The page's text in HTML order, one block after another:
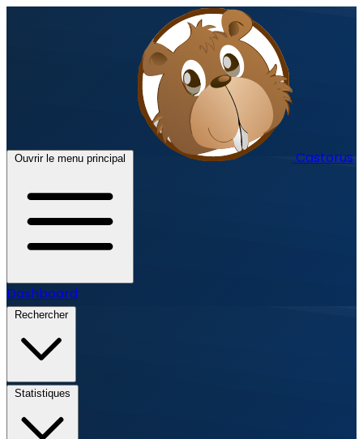
Ouvrir le menu principal Castorus
Dashboard
Rechercher
Statistiques